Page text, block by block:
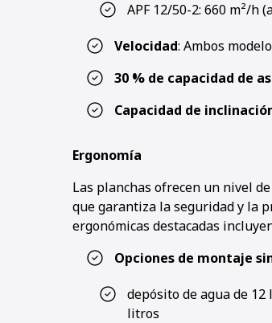
APF 12/50-2: 660 m²/h
Velocidad: Ambos
30 % de capacidad de
Capacidad de
Ergonomía
Las planchas ofrecen un nivel
que garantiza la seguridad y la
ergonómicas destacadas
Opciones de montaje
depósito de agua de
litros